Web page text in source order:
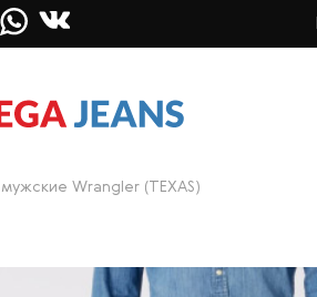
Wrangler (TEXAS)